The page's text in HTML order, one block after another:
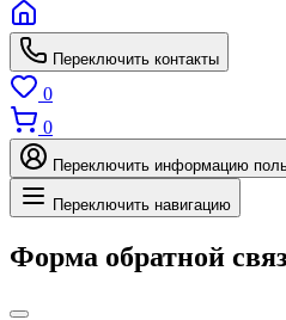
Переключить контакты
0
0
Переключить информацию
Переключить навигацию
Форма обратной